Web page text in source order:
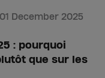
01 December 2025
: pourquoi
que sur les